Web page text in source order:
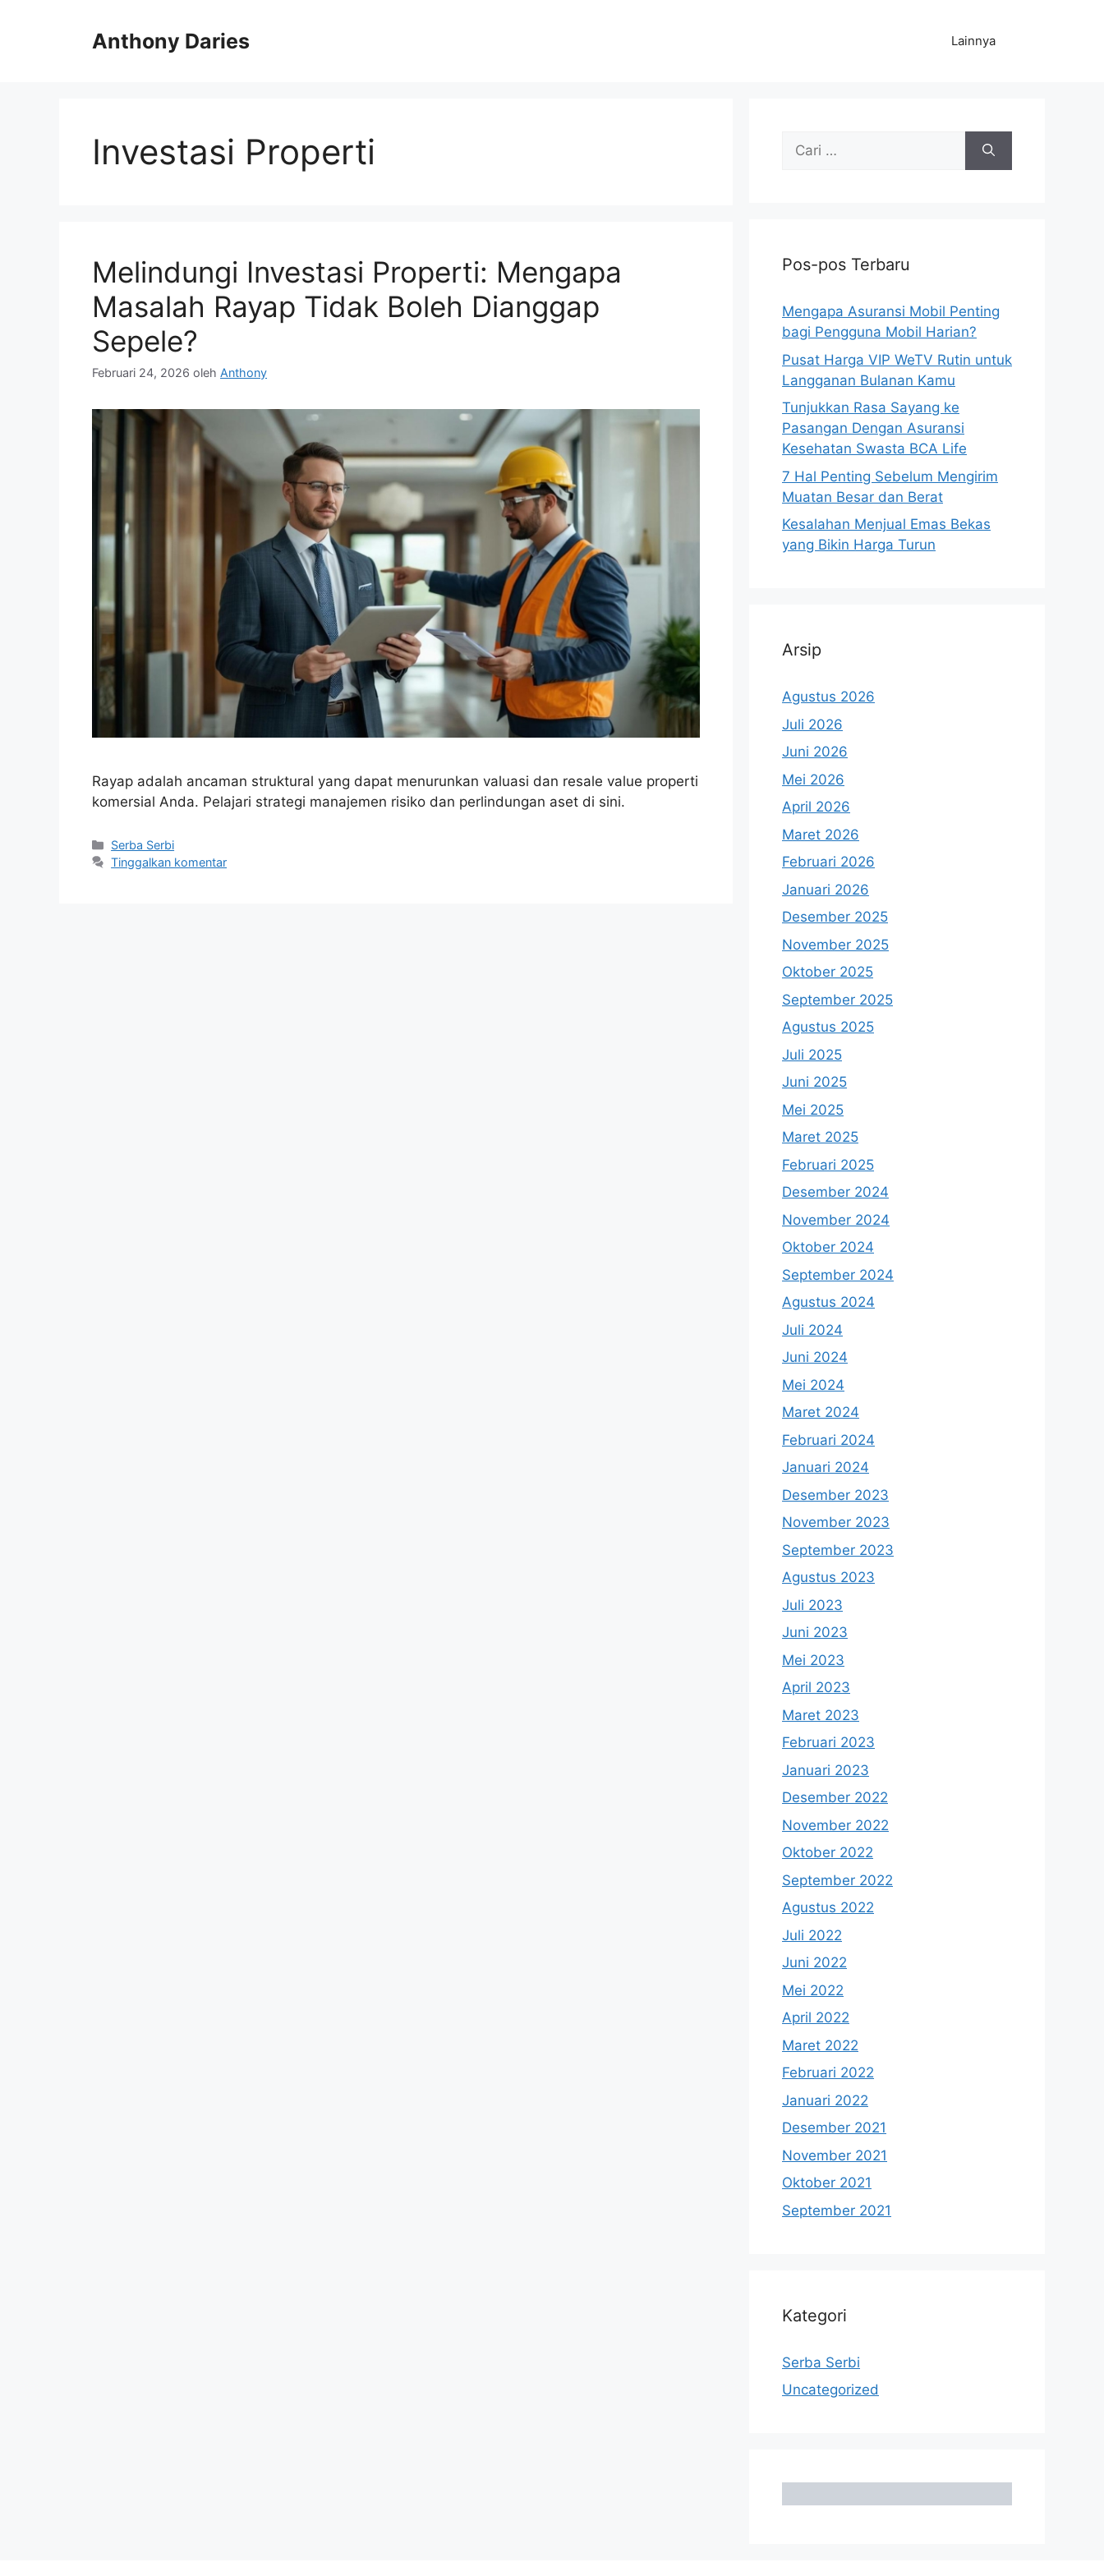
Anthony Daries Lainnya
Investasi Properti
Melindungi Investasi Properti: Mengapa
Masalah Rayap Tidak Boleh Dianggap
Sepele?
Februari 24, 2026 oleh Anthony
Rayap adalah ancaman struktural yang dapat menurunkan valuasi dan resale value properti
komersial Anda. Pelajari strategi manajemen risiko dan perlindungan aset di sini.
Kategori
Serba Serbi
Tinggalkan komentar
Cari
Pos-pos Terbaru
Mengapa Asuransi Mobil Penting
bagi Pengguna Mobil Harian?
Pusat Harga VIP WeTV Rutin untuk
Langganan Bulanan Kamu
Tunjukkan Rasa Sayang ke
Pasangan Dengan Asuransi
Kesehatan Swasta BCA Life
7 Hal Penting Sebelum Mengirim
Muatan Besar dan Berat
Kesalahan Menjual Emas Bekas
yang Bikin Harga Turun
Arsip
Agustus 2026
Juli 2026
Juni 2026
Mei 2026
April 2026
Maret 2026
Februari 2026
Januari 2026
Desember 2025
November 2025
Oktober 2025
September 2025
Agustus 2025
Juli 2025
Juni 2025
Mei 2025
Maret 2025
Februari 2025
Desember 2024
November 2024
Oktober 2024
September 2024
Agustus 2024
Juli 2024
Juni 2024
Mei 2024
Maret 2024
Februari 2024
Januari 2024
Desember 2023
November 2023
September 2023
Agustus 2023
Juli 2023
Juni 2023
Mei 2023
April 2023
Maret 2023
Februari 2023
Januari 2023
Desember 2022
November 2022
Oktober 2022
September 2022
Agustus 2022
Juli 2022
Juni 2022
Mei 2022
April 2022
Maret 2022
Februari 2022
Januari 2022
Desember 2021
November 2021
Oktober 2021
September 2021
Kategori
Serba Serbi
Uncategorized